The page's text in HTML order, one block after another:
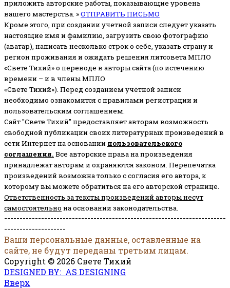
приложить авторские работы, показывающие уровень
вашего мастерства. »ОТПРАВИТЬ ПИСЬМО
Кроме этого, при создании учетной записи следует указать
настоящие имя и фамилию, загрузить свою фотографию
(аватар), написать несколько строк о себе, указать страну и
регион проживания и ожидать решения литсовета МПЛО
«Свете Тихий» о переводе в авторы сайта (по истечению
времени – и в члены МПЛО
«Свете Тихий»). Перед созданием учётной записи
необходимо ознакомится с правилами регистрации и
пользовательским соглашением.
Сайт "Свете Тихий" предоставляет авторам возможность
свободной публикации своих литературных произведений в
сети Интернет на основании пользовательского
соглашения. Все авторские права на произведения
принадлежат авторам и охраняются законом. Перепечатка
произведений возможна только с согласия его автора, к
которому вы можете обратиться на его авторской странице.
Ответственность за тексты произведений авторы несут
самостоятельно на основании законодательства.
------------------------------------------------------------------------
--------------------
Ваши персональные данные, оставленные на
сайте, не будут переданы третьим лицам.
Copyright © 2026 Свете Тихий
DESIGNED BY: AS DESIGNING
Вверх